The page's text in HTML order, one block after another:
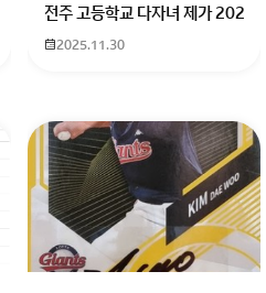
싶어요 임영웅 11월 브랜드평판에서
전주 고등학교 다자녀 제가 2027
2025.11.30